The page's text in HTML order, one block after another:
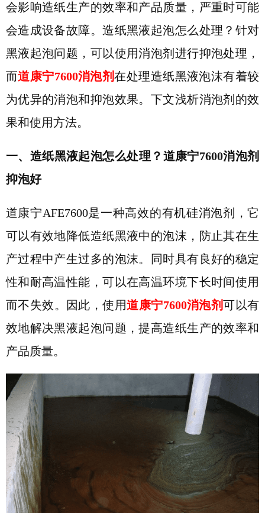
会影响造纸生产的效率和产品质量，严重时可能
会造成设备故障。造纸黑液起泡怎么处理？ 针对
黑液起泡问题，可以使用消泡剂进行抑泡处理 ，
而道康宁7600消泡剂在处理造纸黑液泡沫有着较
为优异的消泡和抑泡效果。下文浅析消泡剂的效
果和使用方法。
一、 造纸黑液起泡怎么处理？道康宁7600消泡剂
抑泡好
道康宁AFE7600是一种高效的有机硅消泡剂，它
可以有效地降低造纸黑液中的泡沫，防止其在生
产过程中产生过多的泡沫。同时具有良好的稳定
性和耐高温性能，可以在高温环境下长时间使用
而不失效。因此，使用道康宁7600消泡剂可以有
效地解决黑液起泡问题，提高造纸生产的效率和
产品质量。